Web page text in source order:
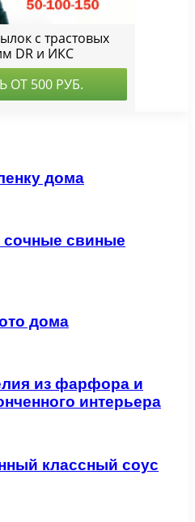
дома
сочные свиные
дома
из фарфора и
интерьера
классный соус